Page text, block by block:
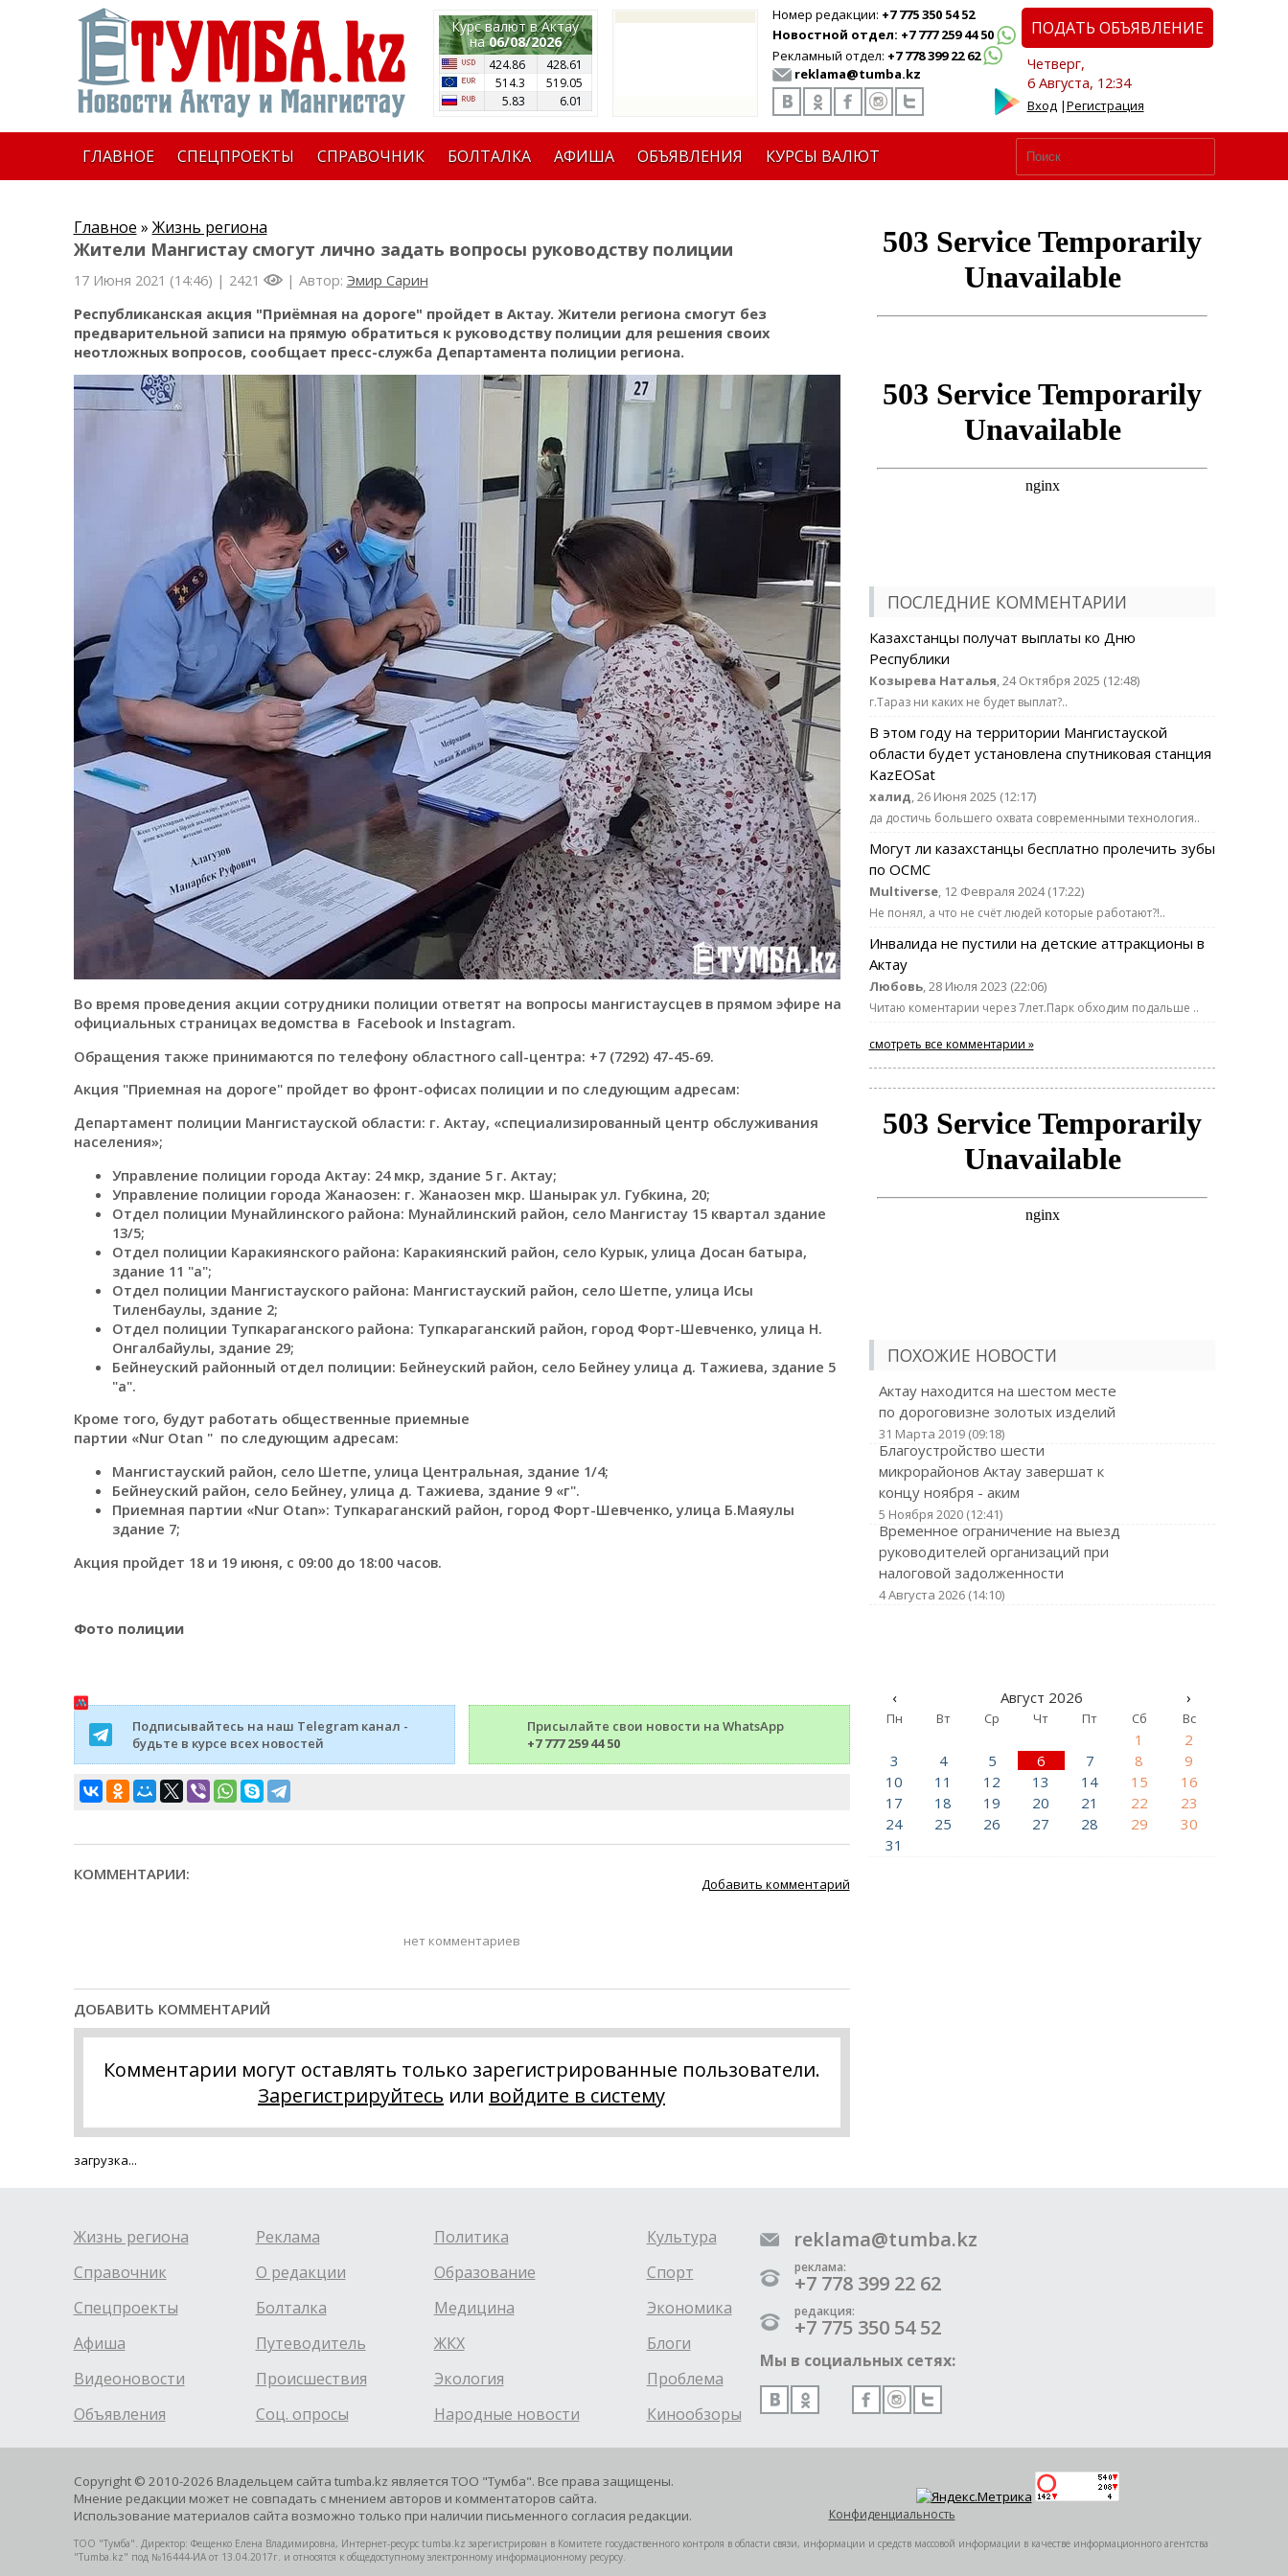
Курс валют в Актау
на06/08/2026
424.86
428.61
514.3
519.05
5.83
6.01
Номер редакции: +7 775 350 54 52
Новостной отдел: +7 777 259 44 50
Рекламный отдел: +7 778 399 22 62
reklama@tumba.kz
ПОДАТЬ ОБЪЯВЛЕНИЕ
Четверг,
6 Августа, 12:34
Вход|Регистрация
ГЛАВНОЕ СПЕЦПРОЕКТЫ СПРАВОЧНИК БОЛТАЛКА АФИША ОБЪЯВЛЕНИЯ КУРСЫ ВАЛЮТ
Главное » Жизнь региона
Жители Мангистау смогут лично задать вопросы руководству полиции
17 Июня 2021 (14:46) | 2421 | Автор: Эмир Сарин
Республиканская акция "Приёмная на дороге" пройдет в Актау. Жители региона смогут без
предварительной записи на прямую обратиться к руководству полиции для решения своих
неотложных вопросов, сообщает пресс-служба Департамента полиции региона.
Во время проведения акции сотрудники полиции ответят на вопросы мангистаусцев в прямом эфире на
официальных страницах ведомства в Facebook и Instagram.
Обращения также принимаются по телефону областного саll-центра: +7 (7292) 47-45-69.
Акция "Приемная на дороге" пройдет во фронт-офисах полиции и по следующим адресам:
Департамент полиции Мангистауской области: г. Актау, «специализированный центр обслуживания
населения»;
Управление полиции города Актау: 24 мкр, здание 5 г. Актау;
Управление полиции города Жанаозен: г. Жанаозен мкр. Шанырак ул. Губкина, 20;
Отдел полиции Мунайлинского района: Мунайлинский район, село Мангистау 15 квартал здание
13/5;
Отдел полиции Каракиянского района: Каракиянский район, село Курык, улица Досан батыра,
здание 11 "а";
Отдел полиции Мангистауского района: Мангистауский район, село Шетпе, улица Исы
Тиленбаулы, здание 2;
Отдел полиции Тупкараганского района: Тупкараганский район, город Форт-Шевченко, улица Н.
Онгалбайулы, здание 29;
Бейнеуский районный отдел полиции: Бейнеуский район, село Бейнеу улица д. Тажиева, здание 5
"а".
Кроме того, будут работать общественные приемные
партии «Nur Otan " по следующим адресам:
Мангистауский район, село Шетпе, улица Центральная, здание 1/4;
Бейнеуский район, село Бейнеу, улица д. Тажиева, здание 9 «г".
Приемная партии «Nur Otan»: Тупкараганский район, город Форт-Шевченко, улица Б.Маяулы
здание 7;
Акция пройдет 18 и 19 июня, с 09:00 до 18:00 часов.
Фото полиции
Подписывайтесь на наш Telegram канал -
будьте в курсе всех новостей
Присылайте свои новости на WhatsApp
+7 777 259 44 50
КОММЕНТАРИИ:
Добавить комментарий
нет комментариев
ДОБАВИТЬ КОММЕНТАРИЙ
Комментарии могут оставлять только зарегистрированные пользователи.
Зарегистрируйтесь или войдите в систему
загрузка...
ПОСЛЕДНИЕ КОММЕНТАРИИ
Казахстанцы получат выплаты ко Дню
Республики
Козырева Наталья, 24 Октября 2025 (12:48)
г.Тараз ни каких не будет выплат?..
В этом году на территории Мангистауской
области будет установлена спутниковая станция
KazEOSat
халид, 26 Июня 2025 (12:17)
да достичь большего охвата современными технология..
Могут ли казахстанцы бесплатно пролечить зубы
по ОСМС
Multiverse, 12 Февраля 2024 (17:22)
Не понял, а что не счёт людей которые работают?!..
Инвалида не пустили на детские аттракционы в
Актау
Любовь, 28 Июля 2023 (22:06)
Читаю коментарии через 7лет.Парк обходим подальше ..
смотреть все комментарии »
ПОХОЖИЕ НОВОСТИ
Актау находится на шестом месте
по дороговизне золотых изделий
31 Марта 2019 (09:18)
Благоустройство шести
микрорайонов Актау завершат к
концу ноября - аким
5 Ноября 2020 (12:41)
Временное ограничение на выезд
руководителей организаций при
налоговой задолженности
4 Августа 2026 (14:10)
‹ Август 2026 ›
Пн Вт Ср Чт Пт Сб Вс
1
2
3
4 5 6 7 8
9
10
11 12 13 14 15
16
17
18 19 20 21 22
23
24
25 26 27 28 29
30
31
Жизнь региона
Справочник
Спецпроекты
Афиша
Видеоновости
Объявления
Реклама
О редакции
Болталка
Путеводитель
Происшествия
Соц. опросы
Политика
Образование
Медицина
ЖКХ
Экология
Народные новости
Культура
Спорт
Экономика
Блоги
Проблема
Кинообзоры
reklama@tumba.kz
реклама:
+7 778 399 22 62
редакция:
+7 775 350 54 52
Мы в социальных сетях:
Copyright © 2010-2026 Владельцем сайта tumba.kz является ТОО "Тумба". Все права защищены.
Мнение редакции может не совпадать с мнением авторов и комментаторов сайта.
Использование материалов сайта возможно только при наличии письменного согласия редакции.
Конфиденциальность
ТОО "Тумба". Директор: Фещенко Елена Владимировна, Интернет-ресурс tumba.kz зарегистрирован в Комитете госудаственного контроля в области связи, информации и средств массовой информации в качестве информационного агентства
"Tumba.kz" под №16444-ИА от 13.04.2017г. и относятся к общедоступному электронному информационному ресурсу.